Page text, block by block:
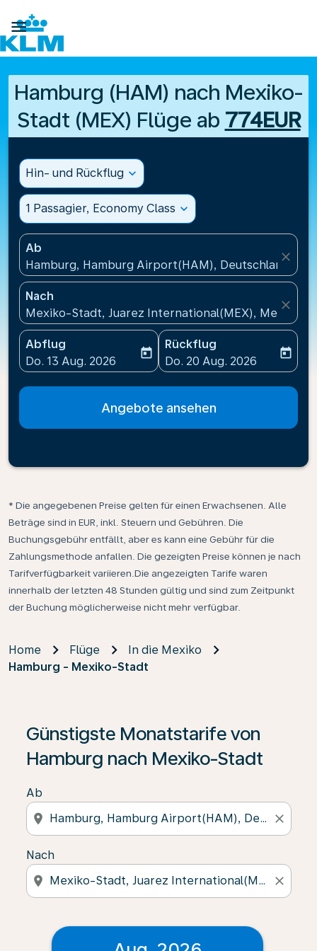

Hamburg (HAM) nach Mexiko-
Stadt (MEX) Flüge ab 774EUR
Hin- und Rückflug expand_more
1 Passagier, Economy Class expand_more
Ab
Hamburg, Hamburg Airport(HAM), Deutschland
close
Nach
Mexiko-Stadt, Juarez International(MEX), Mexiko
close
Abflug
fc-booking-departure-date-aria-label
Do. 13 Aug. 2026
today
Rückflug
fc-booking-return-date-
Do. 20 Aug. 2026
today
Angebote ansehen
* Die angegebenen Preise gelten für einen Erwachsenen. Alle
Beträge sind in EUR, inkl. Steuern und Gebühren. Die
Buchungsgebühr entfällt, aber es kann eine Gebühr für die
Zahlungsmethode anfallen. Die gezeigten Preise können je nach
Tarifverfügbarkeit variieren.Die angezeigten Tarife waren
innerhalb der letzten 48 Stunden gültig und sind zum Zeitpunkt
der Buchung möglicherweise nicht mehr verfügbar.
Home Flüge
In die Mexiko
Hamburg - Mexiko-Stadt
Günstigste Monatstarife von
Hamburg nach Mexiko-Stadt
Ab
location_on close
Nach
location_on close